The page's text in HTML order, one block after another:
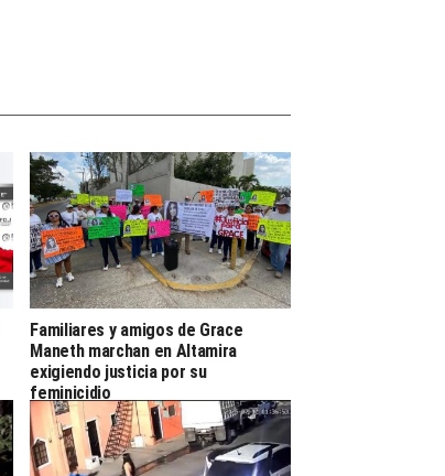
Familiares y amigos de Grace
Maneth marchan en Altamira
exigiendo justicia por su
feminicidio